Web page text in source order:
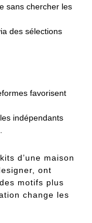
sans chercher les
des sélections
favorisent
indépendants
d’une maison
ont
motifs plus
change les